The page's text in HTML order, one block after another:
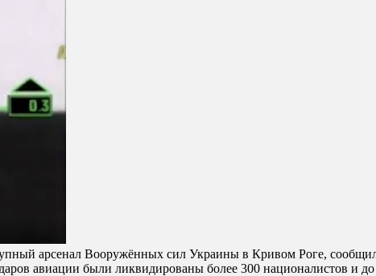
арсенал Вооружённых сил Украины в Кривом Роге,
авиации были ликвидированы более 300 националистов и